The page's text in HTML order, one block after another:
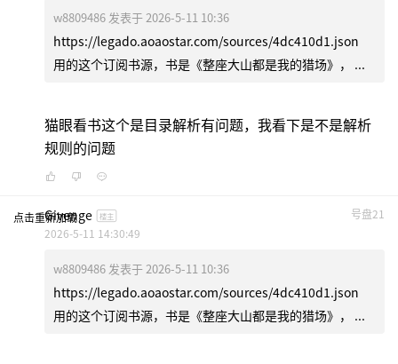
w8809486 发表于 2026-5-11 10:36
https://legado.aoaostar.com/sources/4dc410d1.json
用的这个订阅书源，书是《整座大山都是我的猎场》， ...
猫眼看书这个是目录解析有问题，我看下是不是解析
规则的问题
点击重新加载 号盘21
Givenge 楼主
2026-5-11 14:30:49
w8809486 发表于 2026-5-11 10:36
https://legado.aoaostar.com/sources/4dc410d1.json
用的这个订阅书源，书是《整座大山都是我的猎场》， ...